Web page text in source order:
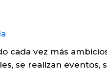
cada vez más
se realizan eventos,